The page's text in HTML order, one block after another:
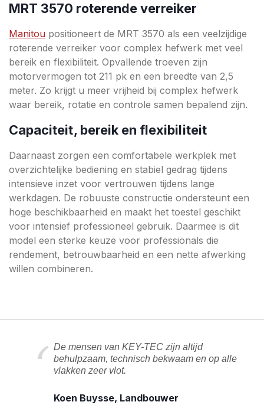
MRT 3570 roterende verreiker
Manitou positioneert de MRT 3570 als een veelzijdige
roterende verreiker voor complex hefwerk met veel
bereik en flexibiliteit. Opvallende troeven zijn
motorvermogen tot 211 pk en een breedte van 2,5
meter. Zo krijgt u meer vrijheid bij complex hefwerk
waar bereik, rotatie en controle samen bepalend zijn.
Capaciteit, bereik en flexibiliteit
Daarnaast zorgen een comfortabele werkplek met
overzichtelijke bediening en stabiel gedrag tijdens
intensieve inzet voor vertrouwen tijdens lange
werkdagen. De robuuste constructie ondersteunt een
hoge beschikbaarheid en maakt het toestel geschikt
voor intensief professioneel gebruik. Daarmee is dit
model een sterke keuze voor professionals die
rendement, betrouwbaarheid en een nette afwerking
willen combineren.
De mensen van KEY-TEC zijn altijd
behulpzaam, technisch bekwaam en op alle
vlakken zeer vlot.
Koen Buysse, Landbouwer